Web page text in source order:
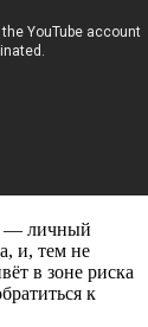
— личный
и, тем не
в зоне риска
к